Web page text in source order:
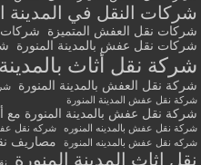
شركات النقل في المدينة
شركات نقل العفش المتميزة
شركات
شركات نقل عفش بالمدينة المنورة
شركة نقل أثاث
شركة نقل العفش بالمدينة المنورة
شركة نقل عفش المدينة المنورة
شركة نقل عفش بالمدينة المنورة مع
شركة نقل عفش بالمدينه المنوره
شركه نقل
شركه نقل عفش بالمدينه المنورة
مصاريف
نقل اثاث المدينة المنورة